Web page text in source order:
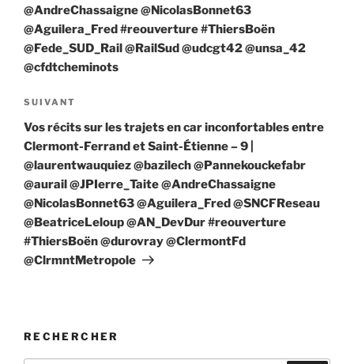
@AndreChassaigne @NicolasBonnet63
@Aguilera_Fred #reouverture #ThiersBoën
@Fede_SUD_Rail @RailSud @udcgt42 @unsa_42
@cfdtcheminots
Article
suivant
SUIVANT
Vos récits sur les trajets en car inconfortables entre
Clermont-Ferrand et Saint-Étienne – 9 |
@laurentwauquiez @bazilech @Pannekouckefabr
@aurail @JPIerre_Taite @AndreChassaigne
@NicolasBonnet63 @Aguilera_Fred @SNCFReseau
@BeatriceLeloup @AN_DevDur #reouverture
#ThiersBoën @durovray @ClermontFd
@ClrmntMetropole
RECHERCHER